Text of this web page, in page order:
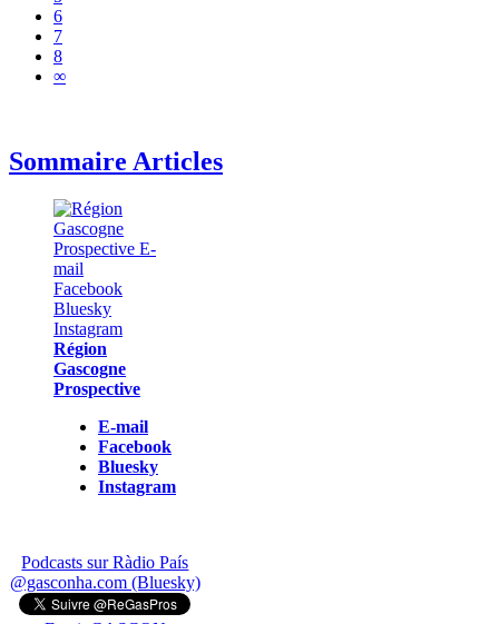
6
7
8
∞
Sommaire Articles
Région
Gascogne
Prospective
E-mail
Facebook
Bluesky
Instagram
Podcasts sur Ràdio País
@gasconha.com (Bluesky)